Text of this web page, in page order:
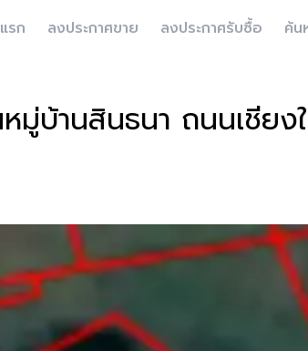
รก ลงประกาศขาย ลงประกาศรับซื้อ ค้น
มู่บ้านสินธนา ถนนเชีย